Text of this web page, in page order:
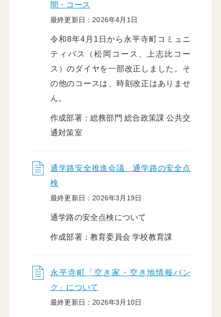
間・コース
最終更新日：2026年4月1日
令和8年4月1日から永平寺町コミュニ
ティバス（松岡コース、上志比コー
ス）のダイヤを一部改正しました。そ
の他のコースは、時刻改正はありませ
ん。
作成部署：総務部門 総合政策課 公共交
通対策室
通学路安全推進会議 通学路の安全点
検
最終更新日：2026年3月19日
通学路の安全点検について
作成部署：教育委員会 学校教育課
永平寺町「空き家・空き地情報バン
ク」について
最終更新日：2026年3月10日